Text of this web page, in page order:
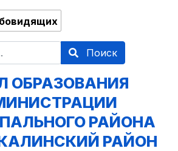
Поиск
ОБРАЗОВАНИЯ
РАЙОНА
РАЙОН